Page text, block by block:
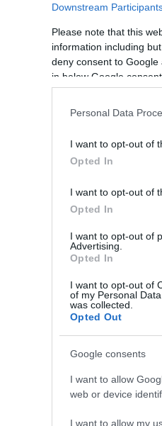
Downstream
Please note that this
information including
deny consent to
in below Google consent
Personal Data
I want to opt-out of
Opted In
I want to opt-out of
Opted In
I want to opt-out of
Advertising.
Opted In
I want to opt-out of
of my Personal
was collected.
Opted Out
Google consents
I want to allow
web or device
I want to allow my
REC135
2026/06
48 oldal.
Mennyibe
2026/05
56 oldal.
Mi van